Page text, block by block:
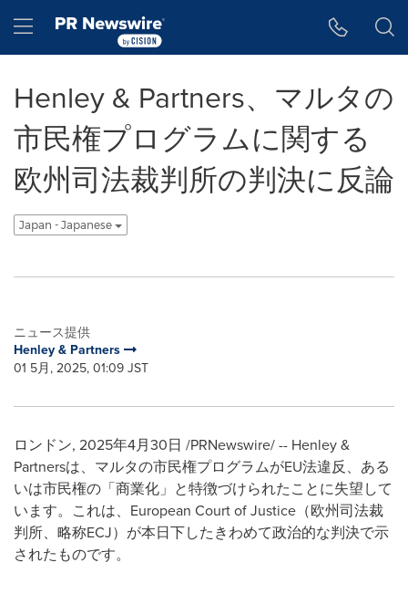
Hamburger menu
Henley & Partners、マルタの
市民権プログラムに関する
欧州司法裁判所の判決に反論
Japan - Japanese
ニュース提供
Henley & Partners
01 5月, 2025, 01:09 JST
ロンドン, 2025年4月30日 /PRNewswire/ -- Henley &
Partnersは、マルタの市民権プログラムがEU法違反、ある
いは市民権の「商業化」と特徴づけられたことに失望して
います。これは、European Court of Justice（欧州司法裁
判所、略称ECJ）が本日下したきわめて政治的な判決で示
されたものです。